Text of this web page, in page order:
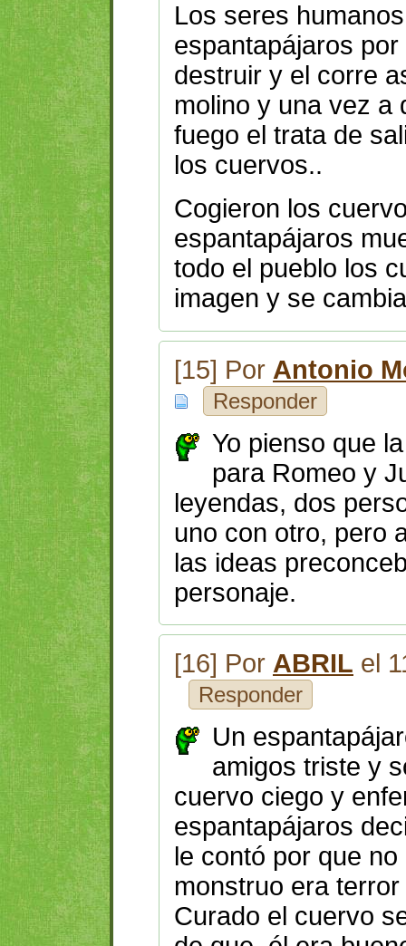
Los seres
espantapájaros
destruir y el corre
molino y una vez a
fuego el trata de
los cuervos..
Cogieron los
espantapájaros
todo el pueblo los
imagen y se
[15] Por Antonio
Responder
Yo pienso que
para Romeo y
leyendas, dos
uno con otro, pero
las ideas
personaje.
[16] Por ABRIL el
Responder
Un
amigos triste y
cuervo ciego y
espantapájaros
le contó por que
monstruo era
Curado el cuervo